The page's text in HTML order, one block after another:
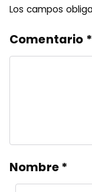
Los campos
Comentario *
Nombre*